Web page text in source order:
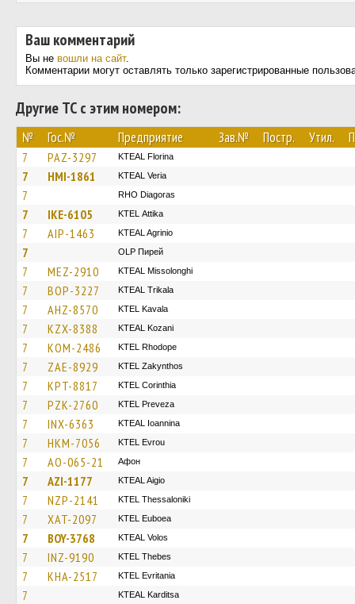
Ваш комментарий
Вы не вошли на сайт.
Комментарии могут оставлять только зарегистрированные
Другие ТС с этим номером:
№ Гос.№ Предприятие Зав.№ Постр. Утил.
7 PAZ-3297 KTEAL Florina
7 HMI-1861 KTEAL Veria
7 RHO Diagoras
7 IKE-6105 KΤΕL Αttika
7 AIP-1463 KTEAL Agrinio
7 OLP Пирей
7 MEZ-2910 KTEAL Missolonghi
7 BOP-3227 KTEAL Trikala
7 AHZ-8570 KTEL Kavala
7 KZX-8388 KTEAL Kozani
7 KOM-2486 KTEL Rhodope
7 ZAE-8929 KTEL Zakynthos
7 KPT-8817 KTEL Corinthia
7 PZK-2760 KTEL Preveza
7 INX-6363 KTEAL Ioannina
7 HKM-7056 KTEL Evrou
7 AO-065-21 Афон
7 AZI-1177 KTEAL Aigio
7 NZP-2141 KTEL Thessaloniki
7 XAT-2097 ΚΤΕL Euboea
7 BOY-3768 KTEAL Volos
7 INZ-9190 KTEL Thebes
7 KHA-2517 ΚΤΕL Evritania
7 KTEAL Karditsa